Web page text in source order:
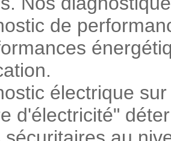
de
électrique
d'électricité"